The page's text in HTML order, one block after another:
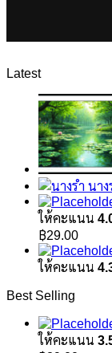
Latest
นาง
ให้คะแนน
฿29.00
ให้คะแนน
Best Selling
ให้คะแนน